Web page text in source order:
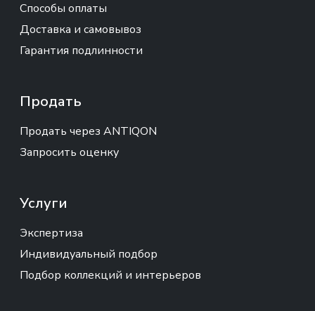
Способы оплаты
Доставка и самовывоз
Гарантия подлинности
Продать
Продать через ANTIQON
Запросить оценку
Услуги
Экспертиза
Индивидуальный подбор
Подбор коллекций и интерьеров